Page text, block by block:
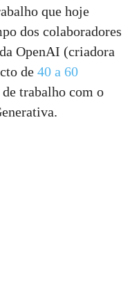
que hoje
dos colaboradores
OpenAI (criadora
de 40 a 60
trabalho com o